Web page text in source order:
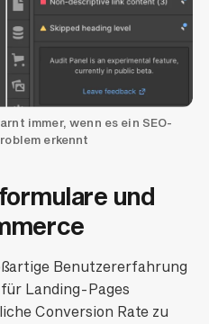
immer, wenn es ein SEO-
erkennt
und
Benutzererfahrung
Landing-Pages
Conversion Rate zu